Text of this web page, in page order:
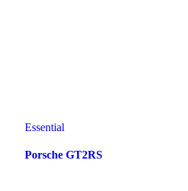
Essential
Porsche GT2RS